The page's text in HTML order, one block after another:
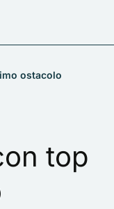
ostacolo
top